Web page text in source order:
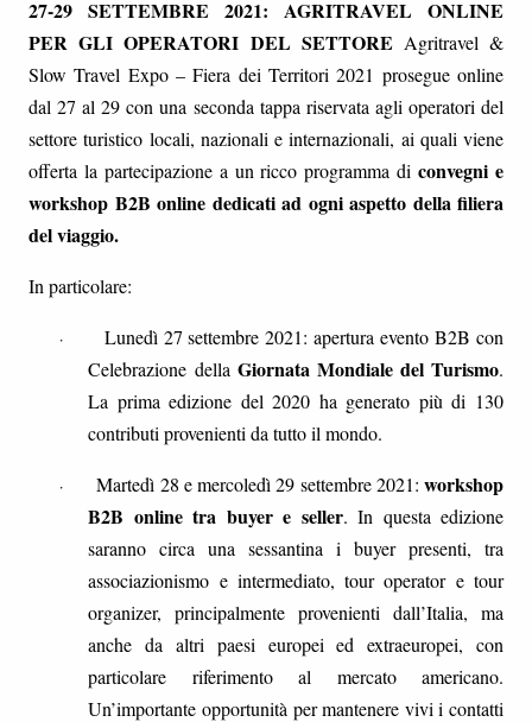
27-29 SETTEMBRE 2021: AGRITRAVEL ONLINE
PER GLI OPERATORI DEL SETTORE Agritravel &
Slow Travel Expo – Fiera dei Territori 2021 prosegue online
dal 27 al 29 con una seconda tappa riservata agli operatori del
settore turistico locali, nazionali e internazionali, ai quali viene
offerta la partecipazione a un ricco programma diconvegni e
workshop B2B online dedicati ad ogni aspetto della filiera
del viaggio.
In particolare:
·
Lunedì 27 settembre 2021: apertura evento B2B con
Celebrazione della Giornata Mondiale del Turismo.
La prima edizione del 2020 ha generato più di 130
contributi provenienti da tutto il mondo.
· Martedì 28 e mercoledì 29 settembre 2021:workshop
B2B online tra buyer e seller. In questa edizione
saranno circa una sessantina i buyer presenti, tra
associazionismo e intermediato, tour operator e tour
organizer, principalmente provenienti dall’Italia, ma
anche da altri paesi europei ed extraeuropei, con
particolare riferimento al mercato americano.
Un’importante opportunità per mantenere vivi i contatti